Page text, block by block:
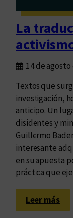
La
14 de agosto
Textos que
investigación,
anticipo. Un
disidentes y
Guillermo
interesante
en su apuesta
práctica que
Leer más:
L